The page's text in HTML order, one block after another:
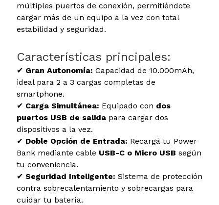
múltiples puertos de conexión, permitiéndote
cargar más de un equipo a la vez con total
estabilidad y seguridad.
Características principales:
✔ Gran Autonomía: Capacidad de 10.000mAh,
ideal para 2 a 3 cargas completas de
smartphone.
✔ Carga Simultánea: Equipado con dos
puertos USB de salidapara cargar dos
dispositivos a la vez.
✔ Doble Opción de Entrada: Recargá tu Power
Bank mediante cable USB-C o Micro USB según
tu conveniencia.
✔ Seguridad Inteligente: Sistema de protección
contra sobrecalentamiento y sobrecargas para
cuidar tu batería.